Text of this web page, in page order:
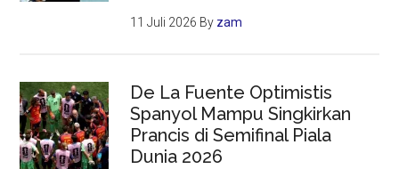
11 Juli 2026 By zam
De La Fuente Optimistis
Spanyol Mampu Singkirkan
Prancis di Semifinal Piala
Dunia 2026